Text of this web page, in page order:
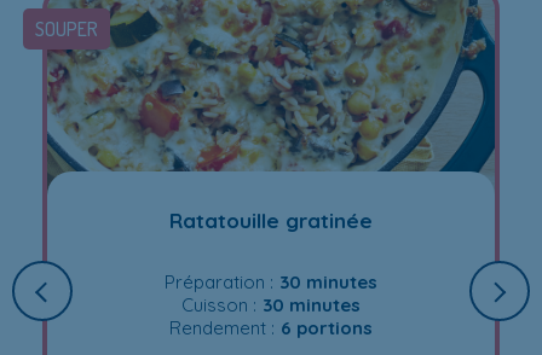
SOUPER
Ratatouille gratinée
Préparation : 30 minutes
Cuisson : 30 minutes
Rendement : 6 portions